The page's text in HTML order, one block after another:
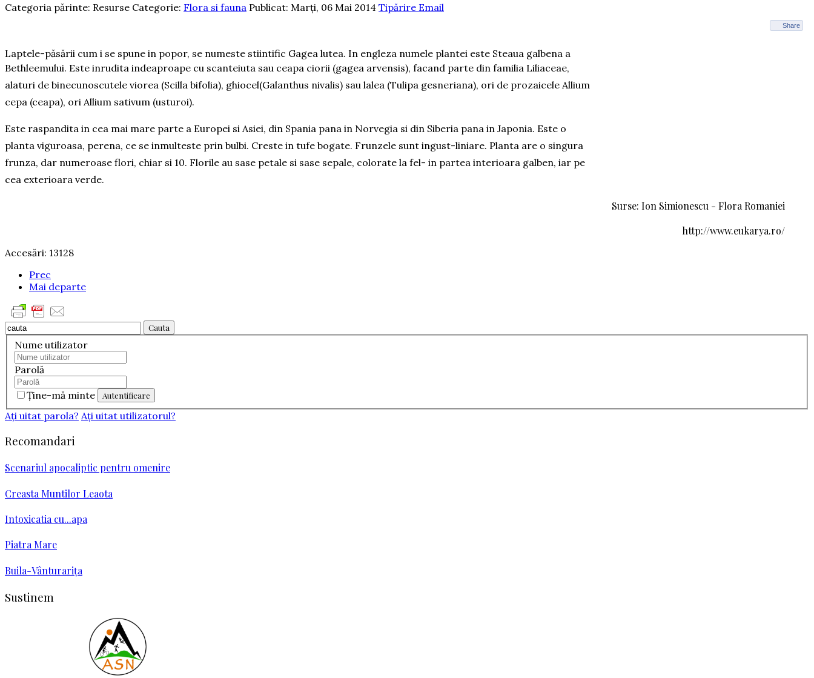
Categoria părinte: Resurse Categorie: Flora si fauna Publicat: Marți, 06 Mai 2014 Tipărire Email
Share
Laptele-păsării cum i se spune in popor, se numeste stiintific Gagea lutea. In engleza numele plantei este Steaua galbena a
Bethleemului. Este inrudita indeaproape cu scanteiuta sau ceapa ciorii (gagea arvensis), facand parte din familia Liliaceae,
alaturi de binecunoscutele viorea (Scilla bifolia), ghiocel(Galanthus nivalis) sau lalea (Tulipa gesneriana), ori de prozaicele Allium
cepa (ceapa), ori Allium sativum (usturoi).
Este raspandita in cea mai mare parte a Europei si Asiei, din Spania pana in Norvegia si din Siberia pana in Japonia. Este o
planta viguroasa, perena, ce se inmulteste prin bulbi. Creste in tufe bogate. Frunzele sunt ingust-liniare. Planta are o singura
frunza, dar numeroase flori, chiar si 10. Florile au sase petale si sase sepale, colorate la fel- in partea interioara galben, iar pe
cea exterioara verde.
Surse: Ion Simionescu - Flora Romaniei
http://www.eukarya.ro/
Accesări: 13128
Prec
Mai departe
Cauta
Nume utilizator
Parolă
Ţine-mă minte
Aţi uitat parola? Aţi uitat utilizatorul?
Recomandari
Scenariul apocaliptic pentru omenire
Creasta Muntilor Leaota
Intoxicatia cu...apa
Piatra Mare
Buila-Vânturarița
Sustinem